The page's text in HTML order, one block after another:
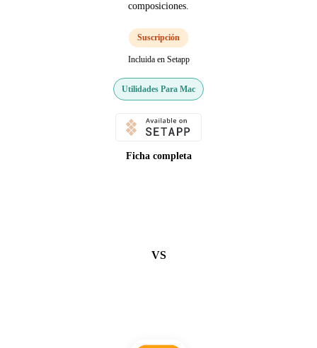
composiciones.
Suscripción
Incluida en Setapp
Utilidades Para Mac
Ficha completa
VS